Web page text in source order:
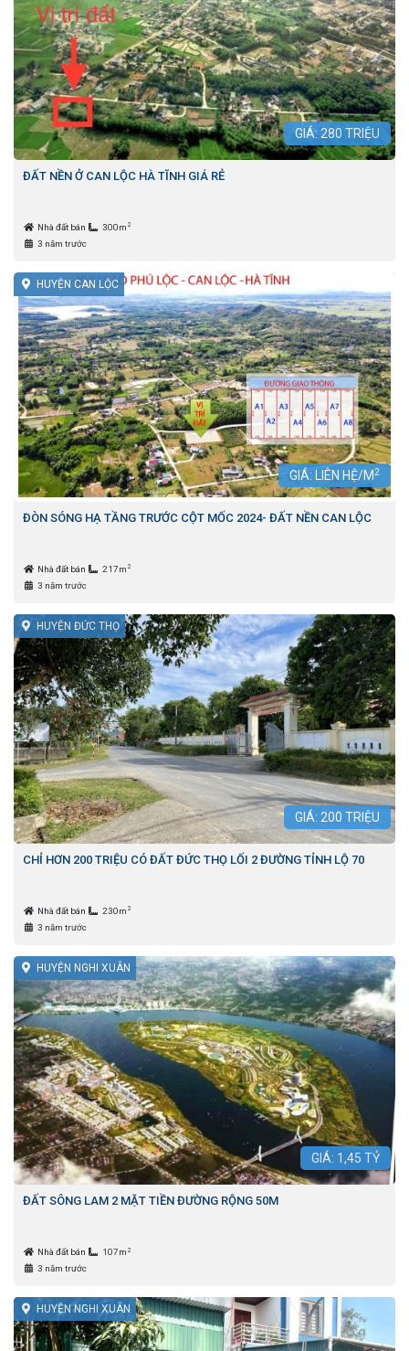
GIÁ: 280 TRIỆU
ĐẤT NỀN Ở CAN LỘC HÀ TĨNH GIÁ RẺ
Nhà đất bán 300m 2
3 năm trước
HUYỆN CAN LỘC
GIÁ: LIÊN HỆ/M2
ĐÒN SÓNG HẠ TẦNG TRƯỚC CỘT MỐC 2024- ĐẤT NỀN CAN LỘC
Nhà đất bán 217m 2
3 năm trước
HUYỆN ĐỨC THỌ
GIÁ: 200 TRIỆU
CHỈ HƠN 200 TRIỆU CÓ ĐẤT ĐỨC THỌ LỐI 2 ĐƯỜNG TỈNH LỘ 70
Nhà đất bán 230m 2
3 năm trước
HUYỆN NGHI XUÂN
GIÁ: 1,45 TỶ
ĐẤT SÔNG LAM 2 MẶT TIỀN ĐƯỜNG RỘNG 50M
Nhà đất bán 107m 2
3 năm trước
HUYỆN NGHI XUÂN